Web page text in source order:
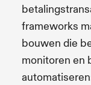
frameworks
bouwen die
monitoren en